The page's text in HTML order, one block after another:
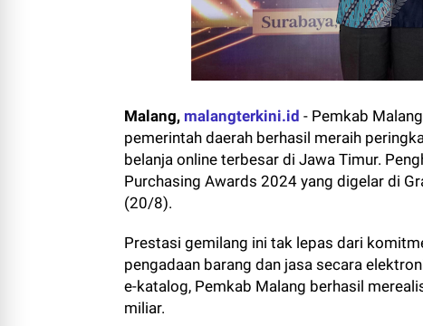
Malang, malangterkini.id - Pemkab
pemerintah daerah berhasil meraih
belanja online terbesar di Jawa Timur.
Purchasing Awards 2024 yang digelar di
(20/8).
Prestasi gemilang ini tak lepas dari
pengadaan barang dan jasa secara
e-katalog, Pemkab Malang berhasil
miliar.